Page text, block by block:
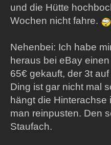
und die Hütte
Wochen nicht fahre.
Nehenbei: Ich habe
heraus bei eBay
65€ gekauft, der 3t
Ding ist gar nicht mal
hängt die Hinterachse
man reinpusten. Den
Staufach.